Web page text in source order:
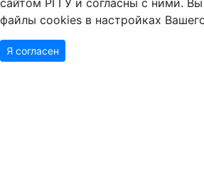
сайтом РГГУ и согласны с ними.
файлы cookies в настройках
Я согласен